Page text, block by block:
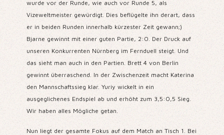
wurde vor der Runde, wie auch vor Runde 5, als
Vizeweltmeister gewürdigt. Dies beflügelte ihn derart, dass
er in beiden Runden innerhalb kürzester Zeit gewann;)
Bjarne gewinnt mit einer guten Partie, 2:0. Der Druck auf
unseren Konkurrenten Nürnberg im Fernduell steigt. Und
das sieht man auch in den Partien. Brett 4 von Berlin
gewinnt überraschend. In der Zwischenzeit macht Katerina
den Mannschaftssieg klar. Yuriy wickelt in ein
ausgeglichenes Endspiel ab und erhöht zum 3,5:0,5 Sieg.
Wir haben alles Mögliche getan.
Nun liegt der gesamte Fokus auf dem Match an Tisch 1. Bei